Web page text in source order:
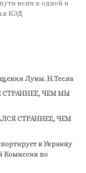
вели к одной и
КЭД
Луны. Н.Тесла
ЧЕМ МЫ
СТРАННЕЕ, ЧЕМ
в Украину
Комиссии по